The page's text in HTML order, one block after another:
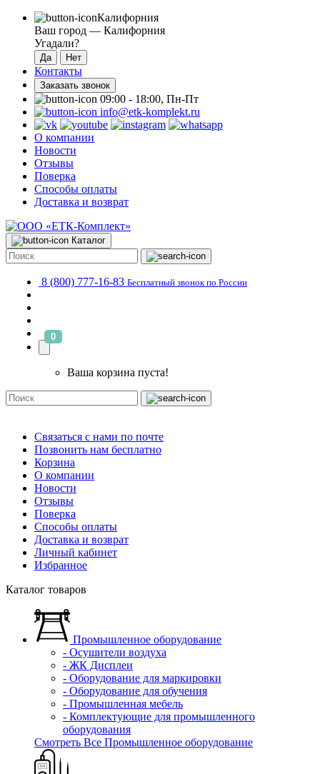
Калифорния
Ваш город — Калифорния
Угадали?
Контакты
Заказать звонок
09:00 - 18:00, Пн-Пт
info@etk-komplekt.ru
О компании
Новости
Отзывы
Поверка
Способы оплаты
Доставка и возврат
Каталог
8 (800) 777-16-83 Бесплатный звонок по России
0
Ваша корзина пуста!
Связаться с нами по почте
Позвонить нам бесплатно
Корзина
О компании
Новости
Отзывы
Поверка
Способы оплаты
Доставка и возврат
Личный кабинет
Избранное
Каталог товаров
Промышленное оборудование
- Осушители воздуха
- ЖК Дисплеи
- Оборудование для маркировки
- Оборудование для обучения
- Промышленная мебель
- Комплектующие для промышленного
оборудования
Смотреть Все Промышленное оборудование